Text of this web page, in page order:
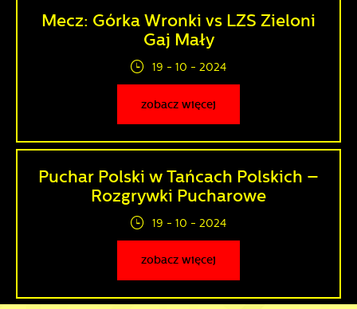
Mecz: Górka Wronki vs LZS Zieloni
Gaj Mały
19 - 10 - 2024
zobacz więcej
Puchar Polski w Tańcach Polskich –
Rozgrywki Pucharowe
19 - 10 - 2024
zobacz więcej